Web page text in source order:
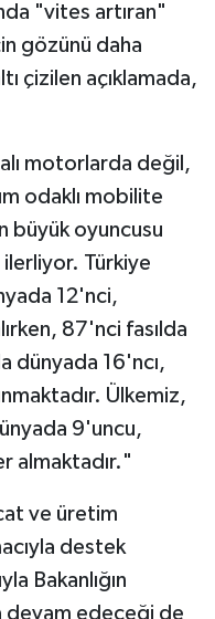
"vites artıran"
gözünü daha
çizilen açıklamada,
motorlarda değil,
odaklı mobilite
büyük oyuncusu
ilerliyor. Türkiye
12'nci,
87'nci fasılda
dünyada 16'ncı,
Ülkemiz,
9'uncu,
almaktadır."
ve üretim
destek
Bakanlığın
devam edeceği de